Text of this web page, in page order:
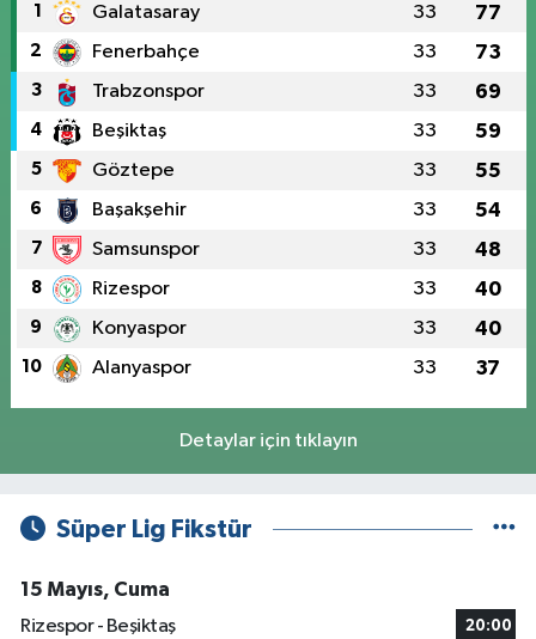
1 Galatasaray 33 77
2 Fenerbahçe 33 73
3 Trabzonspor 33 69
4 Beşiktaş 33 59
5 Göztepe 33 55
6 Başakşehir 33 54
7 Samsunspor 33 48
8 Rizespor 33 40
9 Konyaspor 33 40
10 Alanyaspor 33 37
Detaylar için tıklayın
Süper Lig Fikstür
15 Mayıs, Cuma
Rizespor - Beşiktaş
20:00